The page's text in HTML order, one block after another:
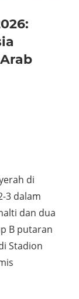
di
3 dalam
dan dua
B putaran
Stadion